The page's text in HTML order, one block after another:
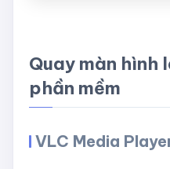
Quay màn
phần mềm
VLC Media